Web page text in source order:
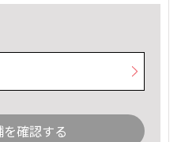
確認する